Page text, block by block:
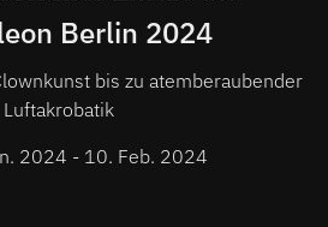
Berlin 2024
bis zu atemberaubender
Luftakrobatik
2024 - 10. Feb. 2024